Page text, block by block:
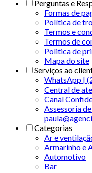
Perguntas e
Formas de
Política de
Termos e
Termos de
Politica de
Mapa do site
Serviços ao
WhatsApp |
Central de
Canal
Assessoria
Categorias
Ar e
Armarinho e
Automotivo
Bar